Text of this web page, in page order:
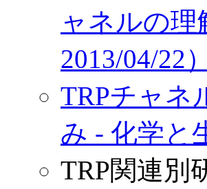
ャネルの
2013/04/22）
TRPチャネ
み - 化学と
TRP関連別